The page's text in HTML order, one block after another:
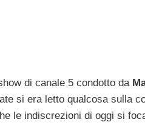
di canale 5 condotto da
si era letto qualcosa sulla
le indiscrezioni di oggi si